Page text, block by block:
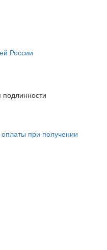
России
подлинности
при получении